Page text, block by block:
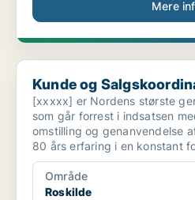
Mere
Kunde og Salgskoordinator
Kunde og
[xxxxx] er Nordens største
som går forrest i indsatsen
omstilling og genanvendelse
80 års erfaring i en konstant
Område
Roskilde